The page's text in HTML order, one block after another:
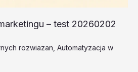
– test 20260202
rozwiazan Automatyzacja w